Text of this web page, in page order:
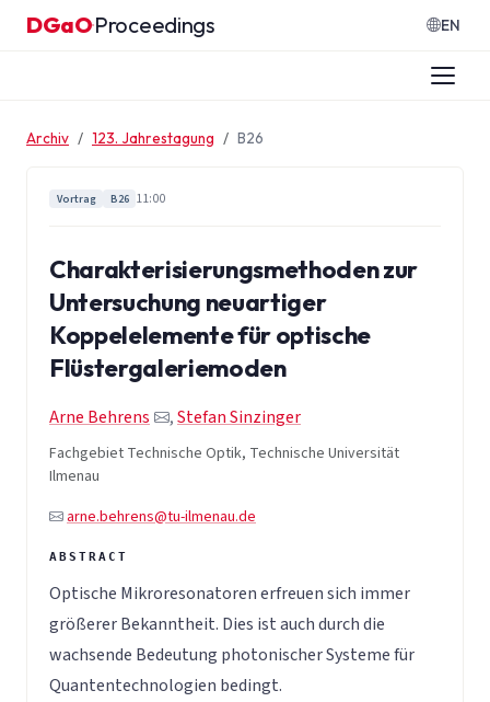
Zum Inhalt springen
DGaO·Proceedings EN
Archiv 123. Jahrestagung B26
Vortrag B26 11:00
Charakterisierungsmethoden zur
Untersuchung neuartiger
Koppelelemente für optische
Flüstergaleriemoden
Arne Behrens ,Stefan Sinzinger
Fachgebiet Technische Optik, Technische Universität
Ilmenau
arne.behrens@tu-ilmenau.de
Optische Mikroresonatoren erfreuen sich immer
größerer Bekanntheit. Dies ist auch durch die
wachsende Bedeutung photonischer Systeme für
Quantentechnologien bedingt.